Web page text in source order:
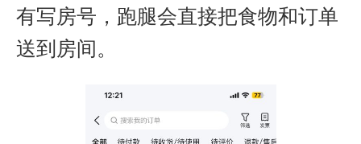
有写房号，跑腿会直接把食物和订单
送到房间。